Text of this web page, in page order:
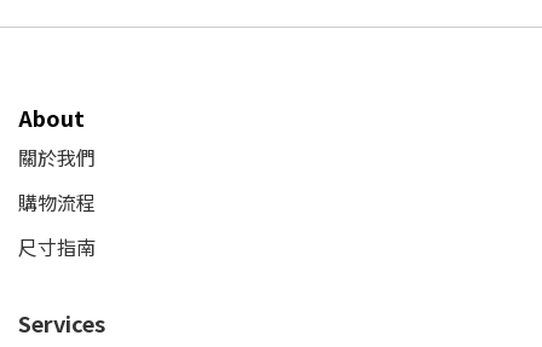
About
關於我們
購物流程
尺寸指南
Services